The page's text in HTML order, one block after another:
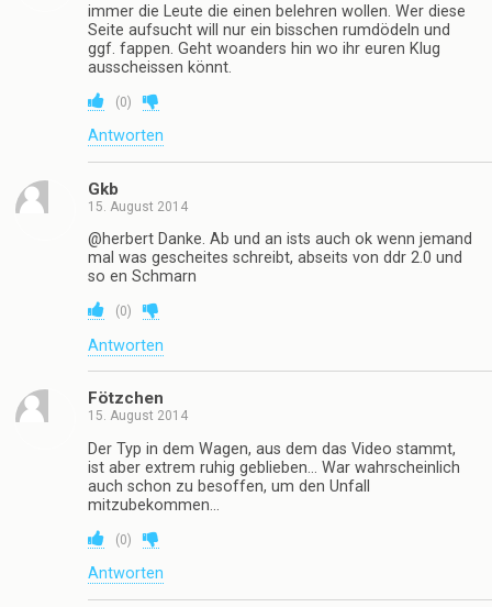
immer die Leute die einen belehren wollen. Wer diese
Seite aufsucht will nur ein bisschen rumdödeln und
ggf. fappen. Geht woanders hin wo ihr euren Klug
ausscheissen könnt.
(0)
Antworten
Gkb
15. August 2014
@herbert Danke. Ab und an ists auch ok wenn jemand
mal was gescheites schreibt, abseits von ddr 2.0 und
so en Schmarn
(0)
Antworten
Fötzchen
15. August 2014
Der Typ in dem Wagen, aus dem das Video stammt,
ist aber extrem ruhig geblieben… War wahrscheinlich
auch schon zu besoffen, um den Unfall
mitzubekommen…
(0)
Antworten